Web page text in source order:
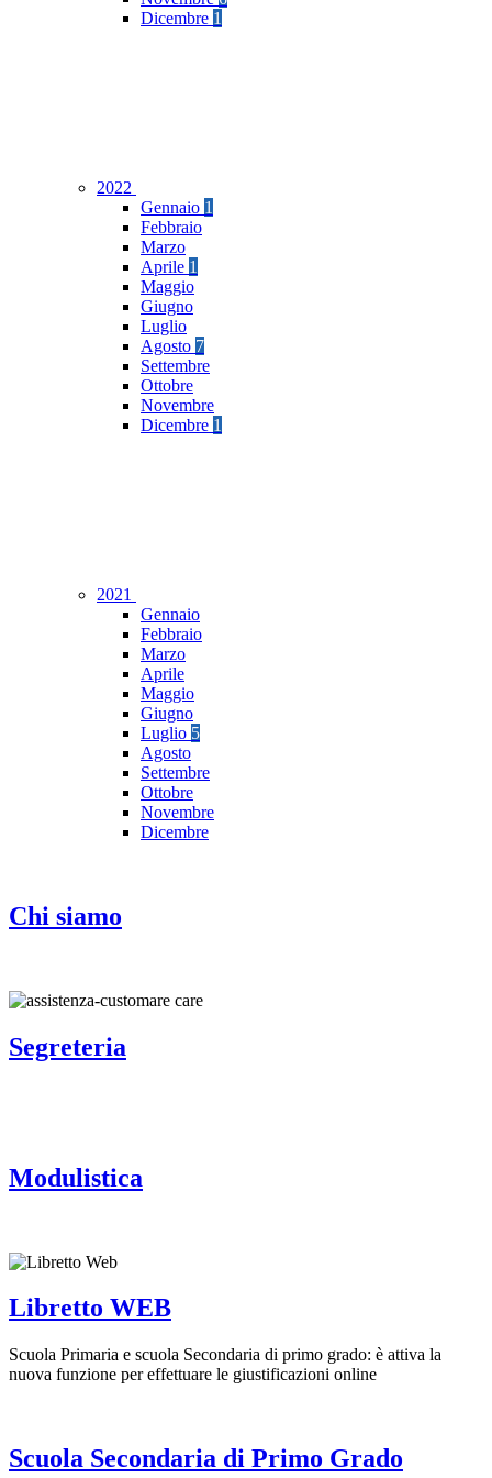
Dicembre 1
2022
Gennaio 1
Febbraio
Marzo
Aprile 1
Maggio
Giugno
Luglio
Agosto 7
Settembre
Ottobre
Novembre
Dicembre 1
2021
Gennaio
Febbraio
Marzo
Aprile
Maggio
Giugno
Luglio 5
Agosto
Settembre
Ottobre
Novembre
Dicembre
Chi siamo
Segreteria
Modulistica
Libretto WEB
Scuola Primaria e scuola Secondaria di primo grado: è attiva la
nuova funzione per effettuare le giustificazioni online
Scuola Secondaria di Primo Grado